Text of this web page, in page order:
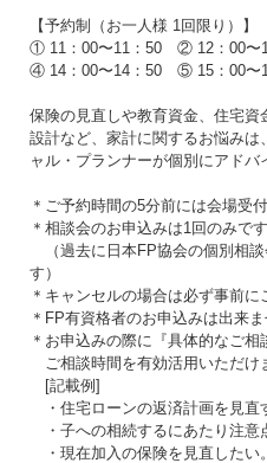
【予約制（お一人様 1回限り）】
① 11：00〜11：50 ② 12：00〜
④ 14：00〜14：50 ⑤ 15：00〜
保険の見直しや教育資金、住宅
設計など、家計に関するお悩み
ャル・プランナーが個別にアドバ
＊ご予約時間の5分前には会場受
＊相談会のお申込みは1回のみです
（過去に日本FP協会の個別相
す）
＊キャンセルの場合は必ず事前に
＊FP有資格者のお申込みは出来ま
＊お申込みの際に『具体的なご相
ご相談時間を有効活用いただけ
[記載例]
・住宅ローンの返済計画を見直
・子への相続するにあたり注意
・現在加入の保険を見直し